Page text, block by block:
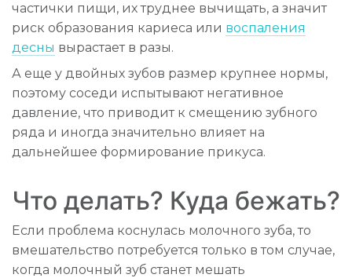
частички пищи, их труднее вычищать, а значит
риск образования кариеса или воспаления
десны вырастает в разы.
А еще у двойных зубов размер крупнее нормы,
поэтому соседи испытывают негативное
давление, что приводит к смещению зубного
ряда и иногда значительно влияет на
дальнейшее формирование прикуса.
Что делать? Куда бежать?
Если проблема коснулась молочного зуба, то
вмешательство потребуется только в том случае,
когда молочный зуб станет мешать